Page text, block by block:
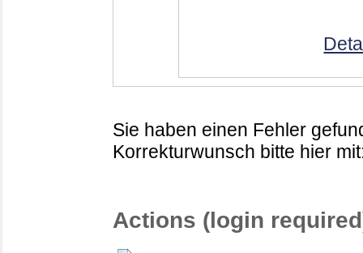
Sie haben einen Fehler
Korrekturwunsch bitte hier
Actions (login